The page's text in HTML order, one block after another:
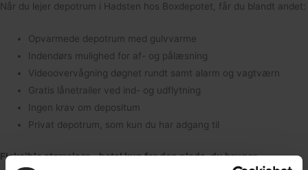
Når du lejer depotrum i Hadsten hos Boxdepotet, får du blandt andet:
Opvarmede depotrum med gulvvarme
Indendørs mulighed for af- og pålæsning
Videoovervågning døgnet rundt samt alarm og vagtværn
Gratis lånetrailer ved ind- og udflytning
Ingen krav om depositum
Privat depotrum, som kun du har adgang til
Fleksible størrelser – betal kun for den plads, du bruger